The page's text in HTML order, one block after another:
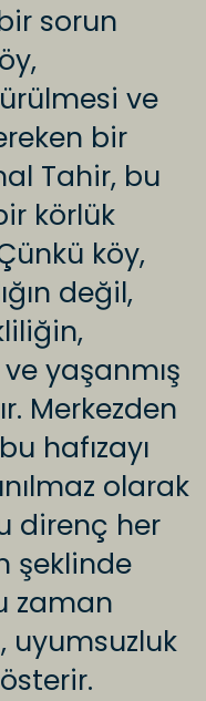
sorun
ve
bir
Tahir, bu
körlük
köy,
değil,
yaşanmış
Merkezden
hafızayı
olarak
direnç her
şeklinde
zaman
uyumsuzluk